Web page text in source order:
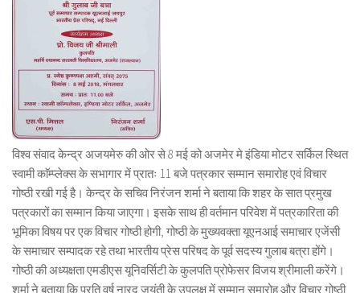
विश्व संवाद केन्द्र अजयमेरु की ओर से 8 मई को अजमेर मे इंडिया मोटर सर्किल स्थित
स्वामी काॅम्प्लेक्स के सभागार में प्रातः 11 बजे पत्रकार सम्मान समारोह एवं विचार
गोष्ठी रखी गई है। केन्द्र के सचिव निरंजन शर्मा ने बताया कि शहर के सात प्रमुख
पत्रकारों का सम्मान किया जाएगा। इसके साथ ही वर्तमान परिवेश में पत्रकारिता की
भूमिका विषय पर एक विचार गोष्ठी होगी, गोष्ठी के मुख्यवक्ता यूएनआई समाचार एजेंसी
के समाचार सम्पादक रहे तथा भारतीय प्रेस परिषद के पूर्व सदस्य गुलाब बत्रा होंगे।
गोष्ठी की अध्यक्षता एमडीएस यूनिवर्सिटी के कुलपति प्रोफेसर विजय श्रीमाली करेंगे।
शर्मा ने बताया कि प्रति वर्ष नारद जयंती के उपलक्ष में सम्मान समारोह और विचार गोष्ठी